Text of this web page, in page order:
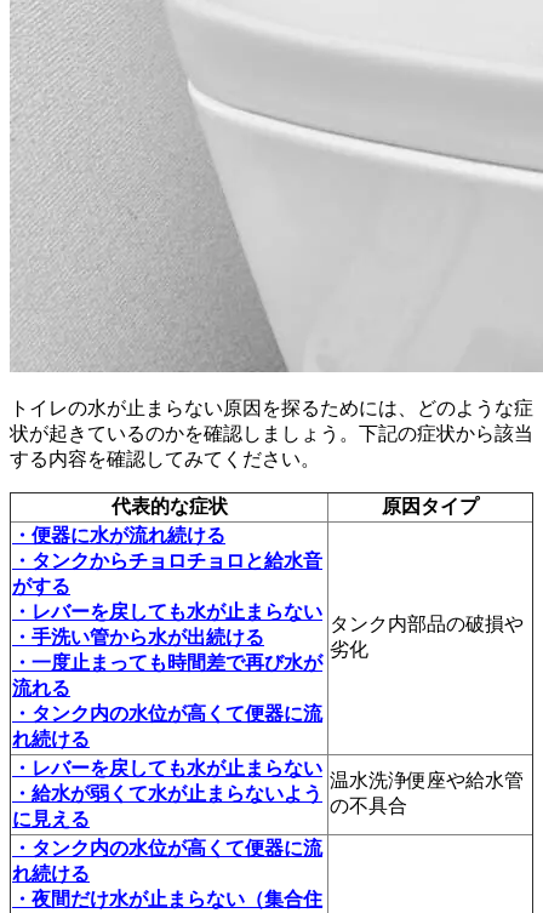
トイレの水が止まらない原因を探るためには、どのような症
状が起きているのかを確認しましょう。下記の症状から該当
する内容を確認してみてください。
代表的な症状
原因タイプ
・便器に水が流れ続ける
・タンクからチョロチョロと給水音
がする
・レバーを戻しても水が止まらない
・手洗い管から水が出続ける
・一度止まっても時間差で再び水が
流れる
・タンク内の水位が高くて便器に流
れ続ける
タンク内部品の破損や
劣化
・レバーを戻しても水が止まらない
・給水が弱くて水が止まらないよう
に見える
温水洗浄便座や給水管
の不具合
・タンク内の水位が高くて便器に流
れ続ける
・夜間だけ水が止まらない（集合住